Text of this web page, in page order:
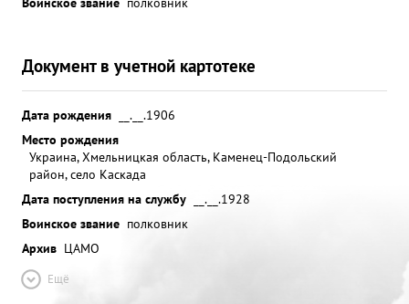
Документ в учетной картотеке
Дата рождения
__.__.1906
Место рождения
Украина, Хмельницкая область, Каменец-Подольский
район, село Каскада
Дата поступления на службу
__.__.1928
Воинское звание полковник
Архив ЦАМО
Ещё